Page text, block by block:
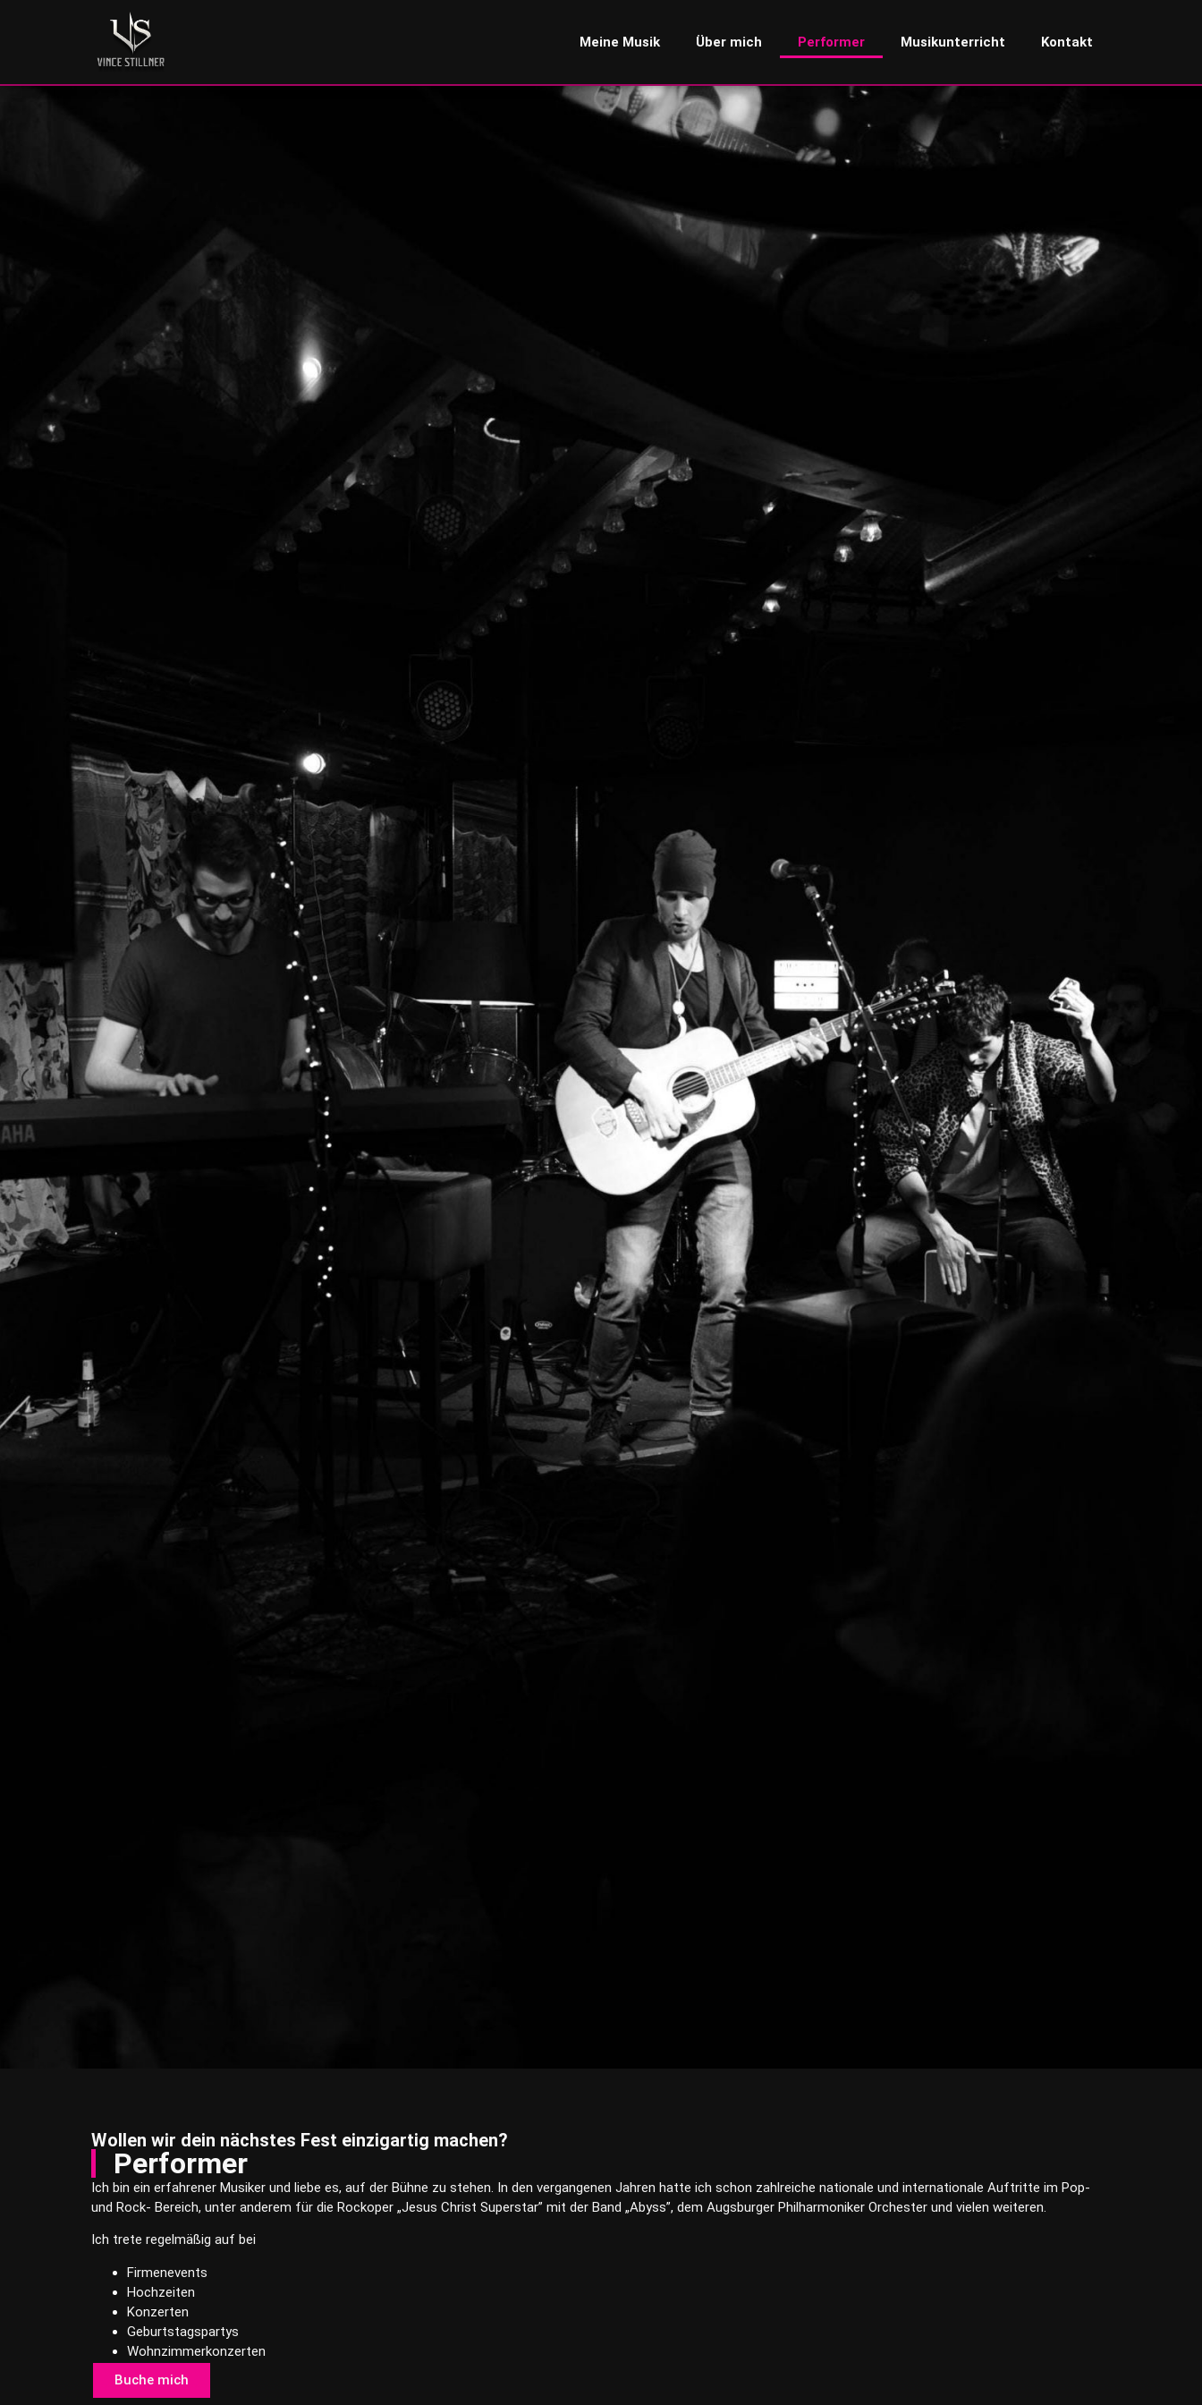
Meine Musik Über mich Performer Musikunterricht Kontakt
Performer
Wollen wir dein nächstes Fest einzigartig machen?
Performer
Ich bin ein erfahrener Musiker und liebe es, auf der Bühne zu stehen. In den vergangenen Jahren hatte ich schon zahlreiche nationale und internationale Auftritte im Pop-
und Rock- Bereich, unter anderem für die Rockoper „Jesus Christ Superstar” mit der Band „Abyss”, dem Augsburger Philharmoniker Orchester und vielen weiteren.
Ich trete regelmäßig auf bei
Firmenevents
Hochzeiten
Konzerten
Geburtstagspartys
Wohnzimmerkonzerten
Buche mich